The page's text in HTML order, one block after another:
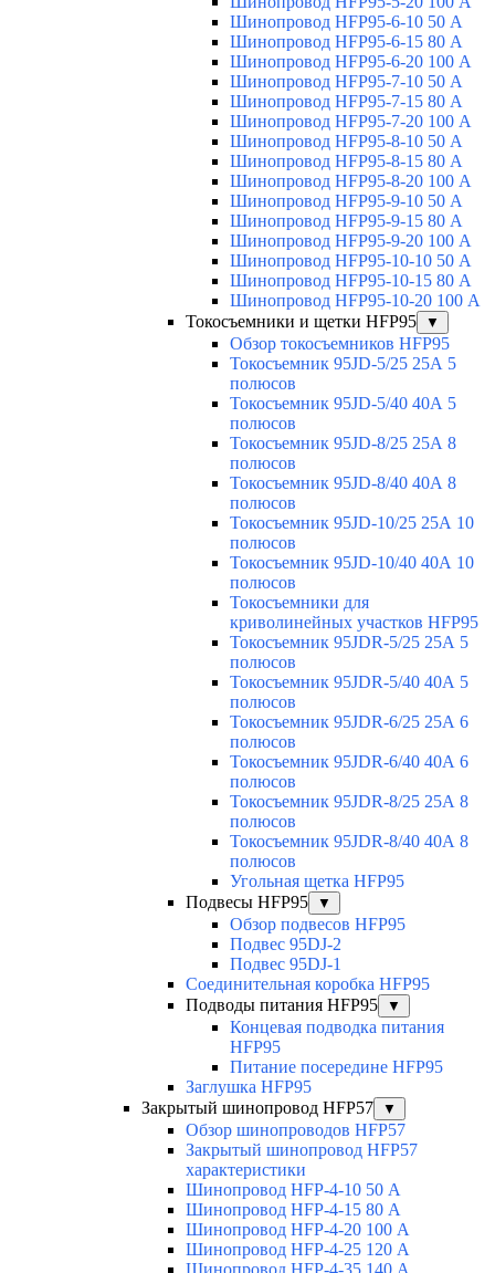
Шинопровод HFP95-6-10 50 А
Шинопровод HFP95-6-15 80 А
Шинопровод HFP95-6-20 100 А
Шинопровод HFP95-7-10 50 А
Шинопровод HFP95-7-15 80 А
Шинопровод HFP95-7-20 100 А
Шинопровод HFP95-8-10 50 А
Шинопровод HFP95-8-15 80 А
Шинопровод HFP95-8-20 100 А
Шинопровод HFP95-9-10 50 А
Шинопровод HFP95-9-15 80 А
Шинопровод HFP95-9-20 100 А
Шинопровод HFP95-10-10 50 А
Шинопровод HFP95-10-15 80 А
Шинопровод HFP95-10-20 100 А
Токосъемники и щетки HFP95
▼
Обзор токосъемников HFP95
Токосъемник 95JD-5/25 25А 5
полюсов
Токосъемник 95JD-5/40 40А 5
полюсов
Токосъемник 95JD-8/25 25А 8
полюсов
Токосъемник 95JD-8/40 40А 8
полюсов
Токосъемник 95JD-10/25 25А 10
полюсов
Токосъемник 95JD-10/40 40А 10
полюсов
Токосъемники для
криволинейных участков HFP95
Токосъемник 95JDR-5/25 25А 5
полюсов
Токосъемник 95JDR-5/40 40А 5
полюсов
Токосъемник 95JDR-6/25 25А 6
полюсов
Токосъемник 95JDR-6/40 40А 6
полюсов
Токосъемник 95JDR-8/25 25А 8
полюсов
Токосъемник 95JDR-8/40 40А 8
полюсов
Угольная щетка HFP95
Подвесы HFP95
▼
Обзор подвесов HFP95
Подвес 95DJ-2
Подвес 95DJ-1
Соединительная коробка HFP95
Подводы питания HFP95
▼
Концевая подводка питания
HFP95
Питание посередине HFP95
Заглушка HFP95
Закрытый шинопровод HFP57
▼
Обзор шинопроводов HFP57
Закрытый шинопровод HFP57
характеристики
Шинопровод HFP-4-10 50 А
Шинопровод HFP-4-15 80 А
Шинопровод HFP-4-20 100 А
Шинопровод HFP-4-25 120 А
Шинопровод HFP-4-35 140 А